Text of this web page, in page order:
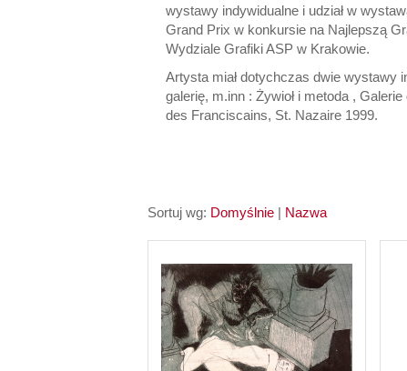
wystawy indywidualne i udział w
Grand Prix w konkursie na Najlepszą
Wydziale Grafiki ASP w Krakowie.
Artysta miał dotychczas dwie wystawy
galerię, m.inn : Żywioł i metoda ,
des Franciscains, St. Nazaire 1999.
Sortuj wg: Domyślnie | Nazwa